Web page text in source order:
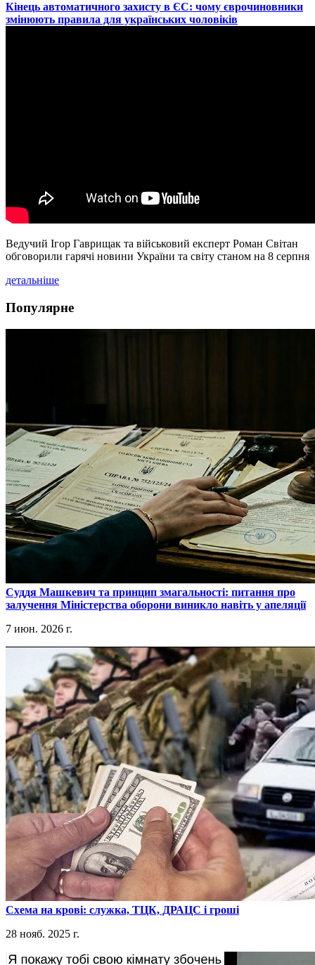
​Кінець автоматичного захисту в ЄС: чому єврочиновники
змінюють правила для українських чоловіків
Ведучий Ігор Гаврищак та військовий експерт Роман Світан
обговорили гарячі новини України та світу станом на 8 серпня
детальніше
Популярне
​Суддя Машкевич та принцип змагальності: питання про
залучення Міністерства оборони виникло навіть у апеляції
7 июн. 2026 г.
​Схема на крові: служка, ТЦК, ДРАЦС і гроші
28 нояб. 2025 г.